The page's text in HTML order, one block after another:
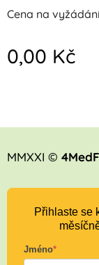
Cena na
0,00 Kč
MMXXI ©
Přihlaste se
Jméno*